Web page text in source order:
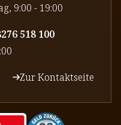
9:00 - 19:00
518 100
Zur Kontaktseite